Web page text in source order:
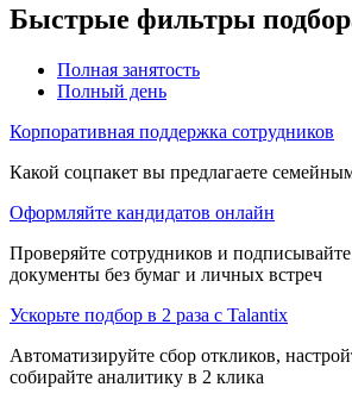
Быстрые фильтры
Полная занятость
Полный день
Корпоративная поддержка сотрудников
Какой соцпакет вы предлагаете
Оформляйте кандидатов онлайн
Проверяйте сотрудников и
документы без бумаг и личных встреч
Ускорьте подбор в 2 раза с Talantix
Автоматизируйте сбор откликов,
собирайте аналитику в 2 клика